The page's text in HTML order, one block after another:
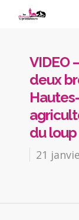
VIDEO
deux
du loup
21